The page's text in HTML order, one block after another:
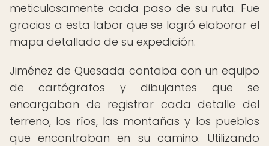
meticulosamente cada paso de su ruta. Fue
gracias a esta labor que se logró elaborar el
mapa detallado de su expedición.
Jiménez de Quesada contaba con un equipo
de cartógrafos y dibujantes que se
encargaban de registrar cada detalle del
terreno, los ríos, las montañas y los pueblos
que encontraban en su camino. Utilizando